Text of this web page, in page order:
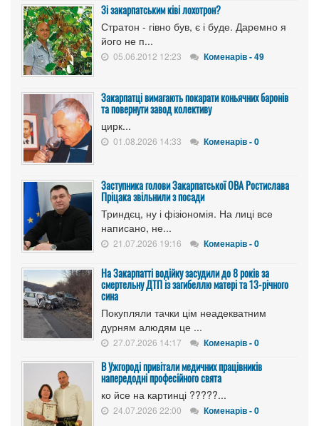
Зі закарпатським ківі лохотрон?
Стратон - гівно був, є і буде. Даремно я
його не п...
05.06.2012 12:23 Коменарів - 49
Закарпатці вимагають покарати коньячних баронів
та повернути завод колективу
цирк...
01.08.2026 14:33 Коменарів - 0
Заступника голови Закарпатської ОВА Ростислава
Пріцака звільнили з посади
Триндєц, ну і фізіономія. На лиці все
написано, не...
21.07.2026 19:16 Коменарів - 0
На Закарпатті водійку засудили до 8 років за
смертельну ДТП із загибеллю матері та 13-річного
сина
Покупляли тачки цім неадекватним
дурням алюдям це ...
27.07.2026 14:17 Коменарів - 0
В Ужгороді привітали медичних працівників
напередодні професійного свята
ко йсе на картинці ?????...
24.07.2026 22:00 Коменарів - 0